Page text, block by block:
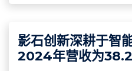
大数据、人工智能等核心
融、政务、制造、教育等
影石创新深耕于智
2024年营收为